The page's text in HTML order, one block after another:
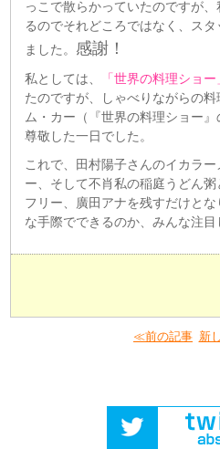
っこで散らかっていたのですが
るのでそれどころではなく、ス
ました。 感謝！
私としては、 「世界の料理ショー
たのですが、しゃべりながらの
ム・カー（『世界の料理ショー
尊敬した一日でした。
これで、田村陽子さんのイカラ
ー、そして不肖私の稲庭うどん
フリー、廣田アナを残すだけと
な手際でできるのか、みんな注目
≪前の記事 新